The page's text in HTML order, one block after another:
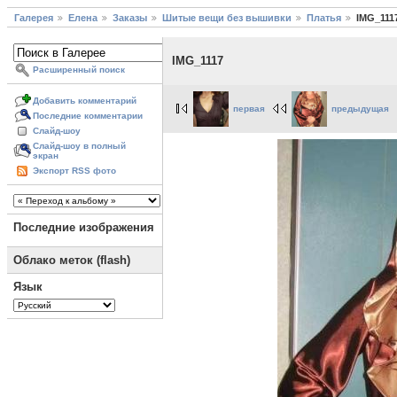
Галерея Елена Заказы Шитые вещи без вышивки Платья
Расширенный поиск
Добавить комментарий
Последние комментарии
Слайд-шоу
Слайд-шоу в полный
экран
Экспорт RSS фото
Последние изображения
Облако меток (flash)
Язык
IMG_1117
первая предыдущая